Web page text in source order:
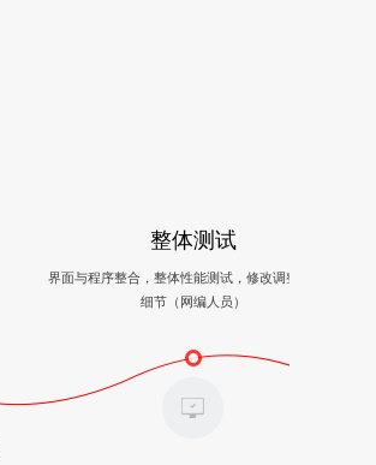
整体测试
界面与程序整合，整体性能测试，修改调整，完善
细节（网编人员）